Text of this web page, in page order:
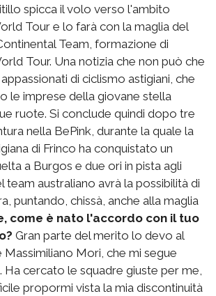
spicca il volo verso l'ambito
Tour e lo farà con la maglia del
Team, formazione di
Tour. Una notizia che non può che
di ciclismo astigiani, che
le imprese della giovane stella
ruote. Si conclude quindi dopo tre
nella BePink, durante la quale la
di Frinco ha conquistato un
a Burgos e due ori in pista agli
team australiano avrà la possibilità di
puntando, chissà, anche alla maglia
come è nato l'accordo con il tuo
Gran parte del merito lo devo al
Mori, che mi segue
Ha cercato le squadre giuste per me,
propormi vista la mia discontinuità